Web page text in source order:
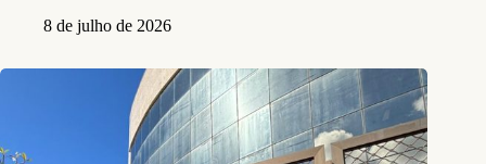
8 de julho de 2026